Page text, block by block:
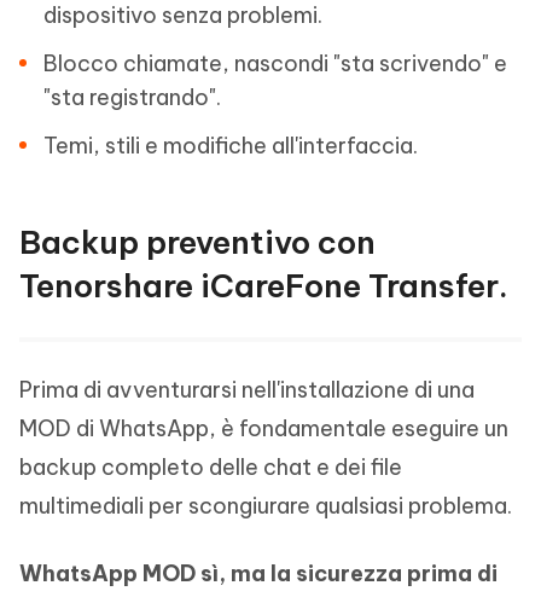
dispositivo senza problemi.
Blocco chiamate, nascondi "sta scrivendo" e
"sta registrando".
Temi, stili e modifiche all'interfaccia.
Backup preventivo con
Tenorshare iCareFone Transfer.
Prima di avventurarsi nell'installazione di una
MOD di WhatsApp, è fondamentale eseguire un
backup completo delle chat e dei file
multimediali per scongiurare qualsiasi problema.
WhatsApp MOD sì, ma la sicurezza prima di